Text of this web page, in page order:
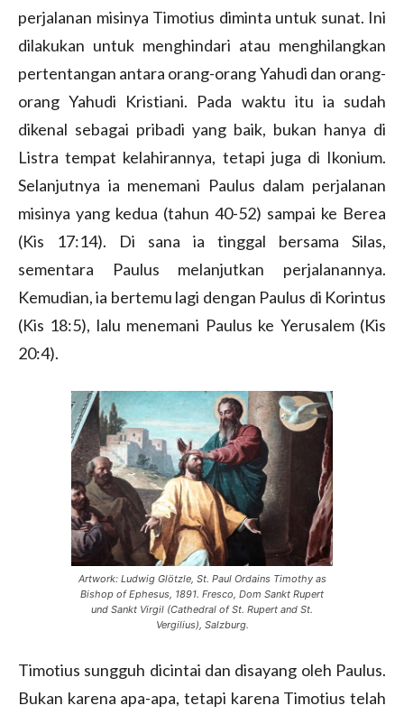
perjalanan misinya Timotius diminta untuk sunat. Ini
dilakukan untuk menghindari atau menghilangkan
pertentangan antara orang-orang Yahudi dan orang-
orang Yahudi Kristiani. Pada waktu itu ia sudah
dikenal sebagai pribadi yang baik, bukan hanya di
Listra tempat kelahirannya, tetapi juga di Ikonium.
Selanjutnya ia menemani Paulus dalam perjalanan
misinya yang kedua (tahun 40-52) sampai ke Berea
(Kis 17:14). Di sana ia tinggal bersama Silas,
sementara Paulus melanjutkan perjalanannya.
Kemudian, ia bertemu lagi dengan Paulus di Korintus
(Kis 18:5), lalu menemani Paulus ke Yerusalem (Kis
20:4).
Artwork: Ludwig Glötzle, St. Paul Ordains Timothy as
Bishop of Ephesus, 1891. Fresco, Dom Sankt Rupert
und Sankt Virgil (Cathedral of St. Rupert and St.
Vergilius), Salzburg.
Timotius sungguh dicintai dan disayang oleh Paulus.
Bukan karena apa-apa, tetapi karena Timotius telah